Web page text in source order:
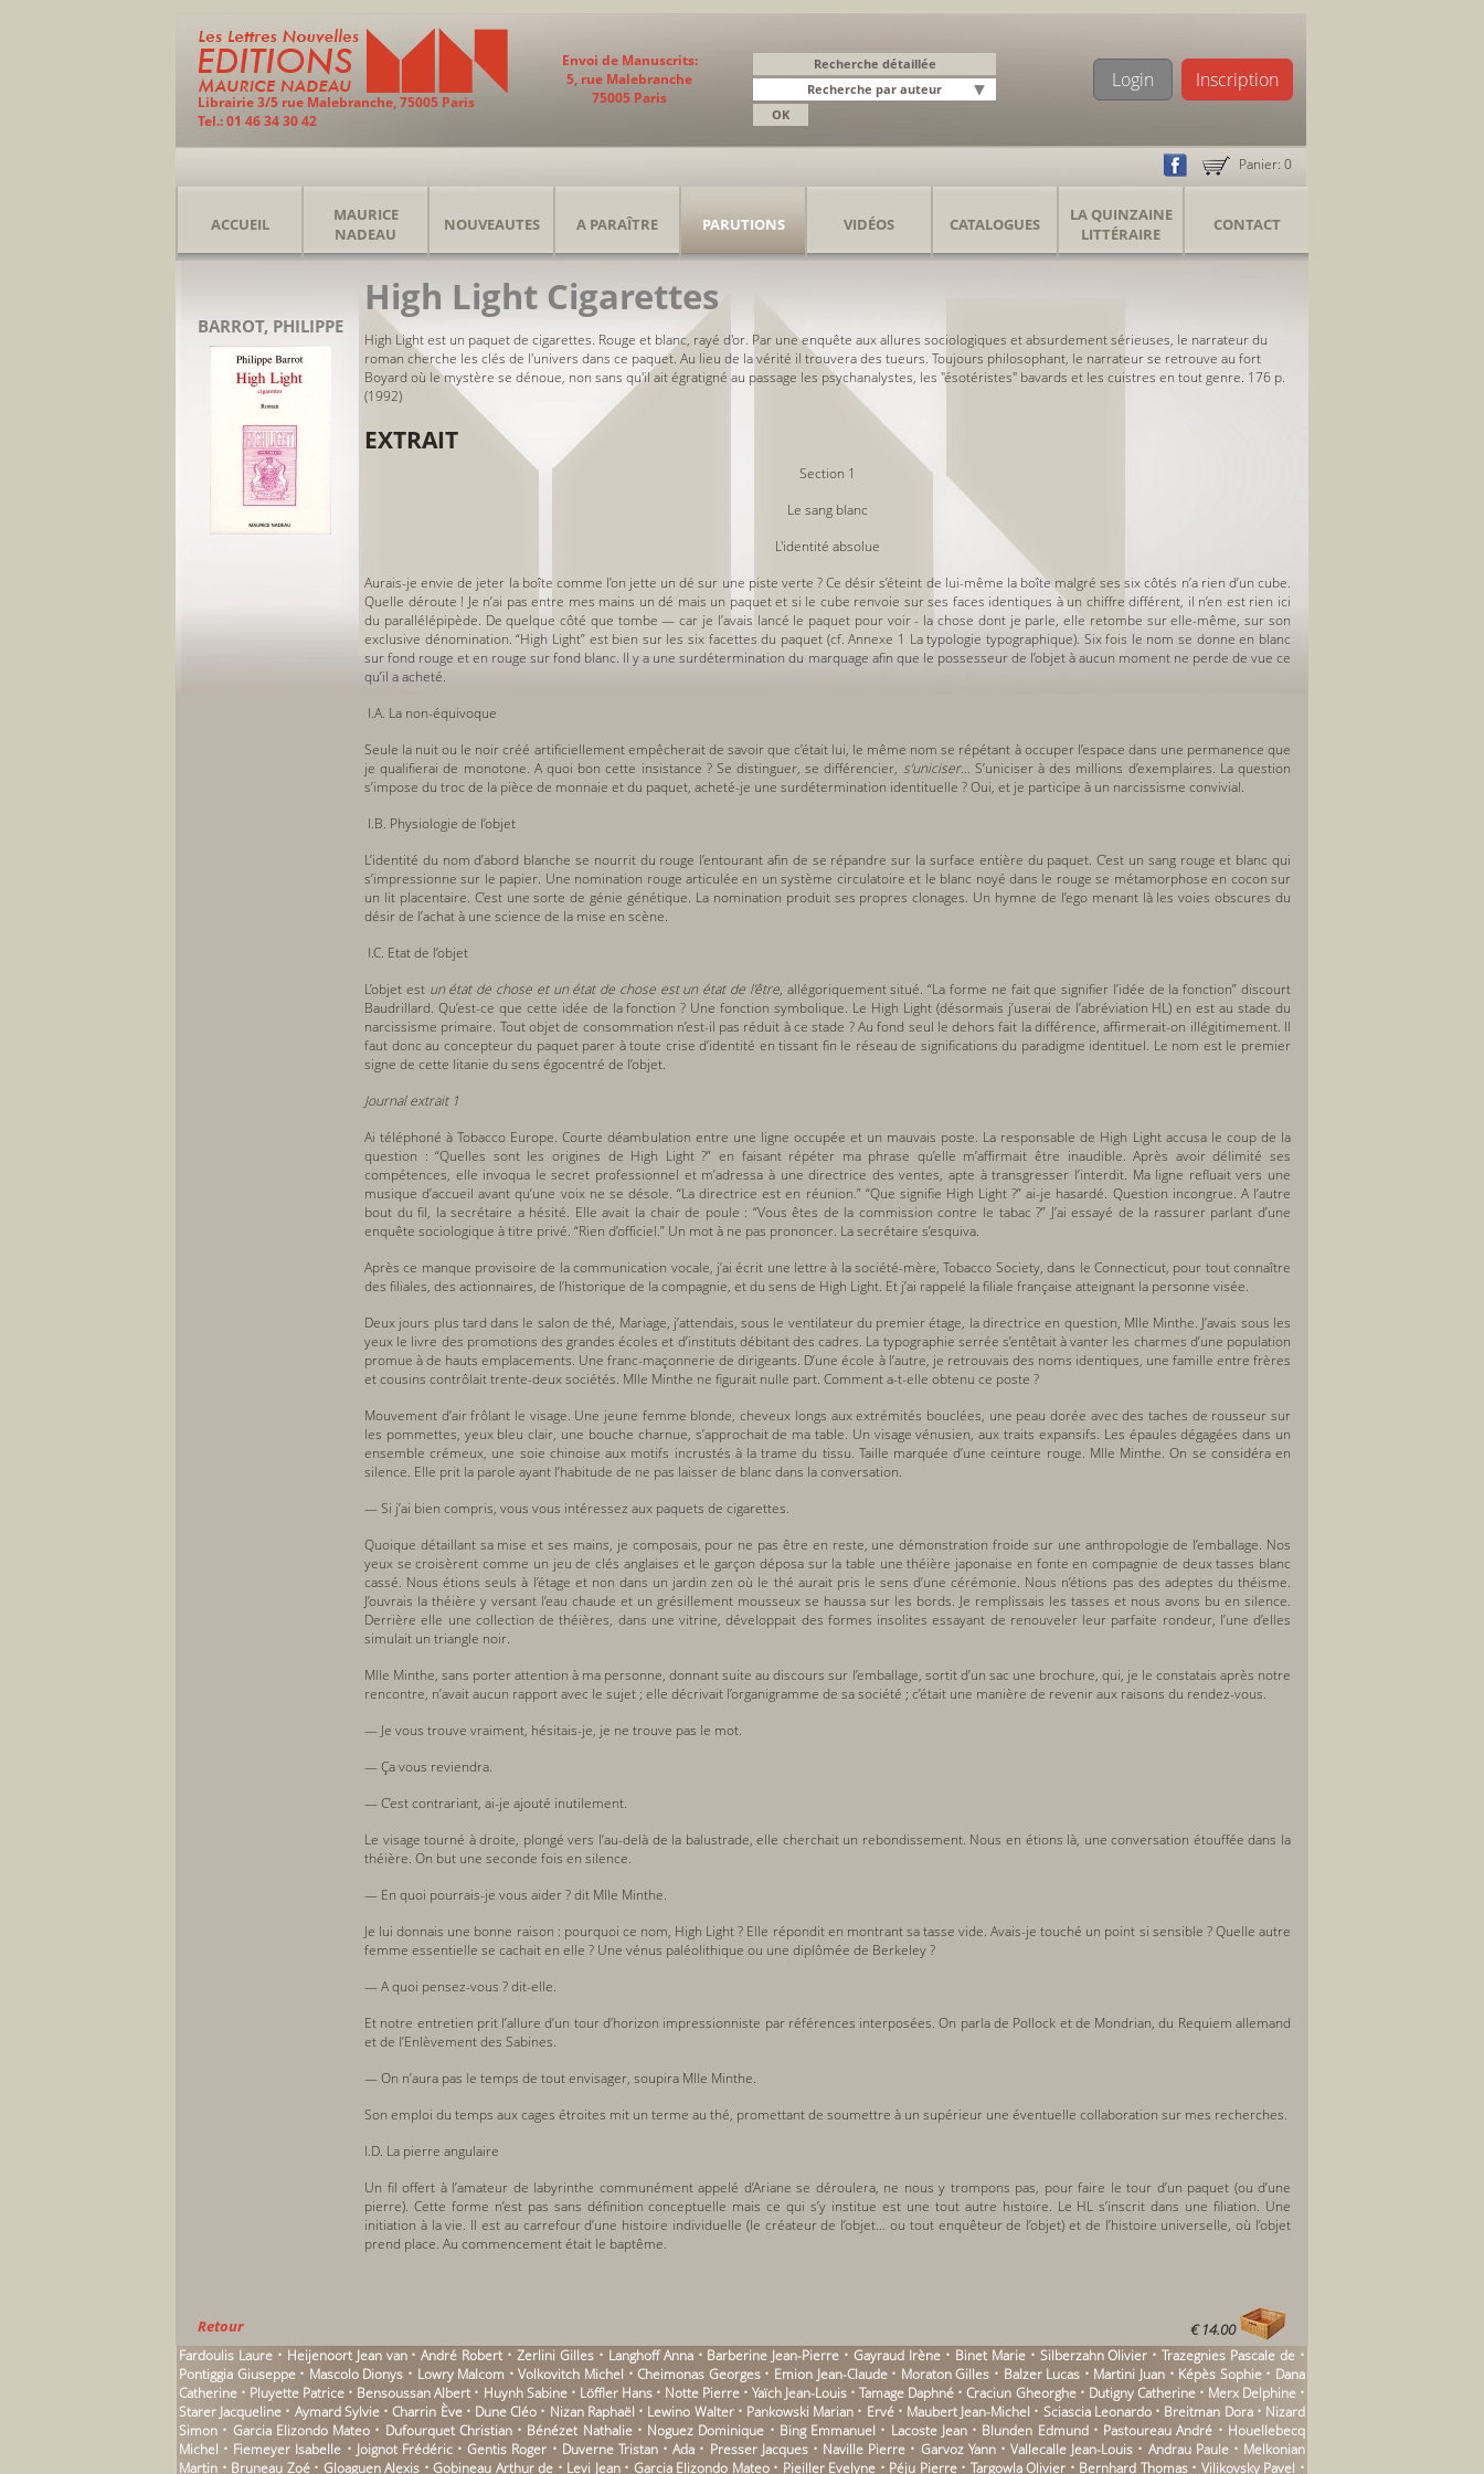
Librairie 3/5 rue Malebranche, 75005 Paris
Tel.: 01 46 34 30 42
Envoi de Manuscrits:
5, rue Malebranche
75005 Paris
Login Inscription
Panier: 0
ACCUEIL
MAURICE
NADEAU
NOUVEAUTES A PARAÎTRE PARUTIONS VIDÉOS CATALOGUES
LA QUINZAINE
LITTÉRAIRE
CONTACT
BARROT, PHILIPPE
High Light Cigarettes
High Light est un paquet de cigarettes. Rouge et blanc, rayé d'or. Par une enquête aux allures sociologiques et absurdement sérieuses, le narrateur du
roman cherche les clés de l'univers dans ce paquet. Au lieu de la vérité il trouvera des tueurs. Toujours philosophant, le narrateur se retrouve au fort
Boyard où le mystère se dénoue, non sans qu'il ait égratigné au passage les psychanalystes, les "ésotéristes" bavards et les cuistres en tout genre. 176 p.
(1992)
EXTRAIT
Section 1
Le sang blanc
L'identité absolue
Aurais-je envie de jeter la boîte comme l’on jette un dé sur une piste verte ? Ce désir s’éteint de lui-même la boîte malgré ses six côtés n’a rien d’un cube.
Quelle déroute ! Je n’ai pas entre mes mains un dé mais un paquet et si le cube renvoie sur ses faces identiques à un chiffre différent, il n’en est rien ici
du parallélépipède. De quelque côté que tombe — car je l’avais lancé le paquet pour voir - la chose dont je parle, elle retombe sur elle-même, sur son
exclusive dénomination. “High Light” est bien sur les six facettes du paquet (cf. Annexe 1 La typologie typographique). Six fois le nom se donne en blanc
sur fond rouge et en rouge sur fond blanc. Il y a une surdétermination du marquage afin que le possesseur de l’objet à aucun moment ne perde de vue ce
qu’il a acheté.
l.A. La non-équivoque
Seule la nuit ou le noir créé artificiellement empêcherait de savoir que c’était lui, le même nom se répétant à occuper l’espace dans une permanence que
je qualifierai de monotone. A quoi bon cette insistance ? Se distinguer, se différencier, s'uniciser… S’uniciser à des millions d’exemplaires. La question
s’impose du troc de la pièce de monnaie et du paquet, acheté-je une surdétermination identituelle ? Oui, et je participe à un narcissisme convivial.
l.B. Physiologie de l’objet
L’identité du nom d’abord blanche se nourrit du rouge l’entourant afin de se répandre sur la surface entière du paquet. C’est un sang rouge et blanc qui
s’impressionne sur le papier. Une nomination rouge articulée en un système circulatoire et le blanc noyé dans le rouge se métamorphose en cocon sur
un lit placentaire. C’est une sorte de génie génétique. La nomination produit ses propres clonages. Un hymne de l’ego menant là les voies obscures du
désir de l’achat à une science de la mise en scène.
l.C. Etat de l’objet
L’objet est un état de chose et un état de chose est un état de l’être, allégoriquement situé. “La forme ne fait que signifier l’idée de la fonction” discourt
Baudrillard. Qu’est-ce que cette idée de la fonction ? Une fonction symbolique. Le High Light (désormais j’userai de l’abréviation HL) en est au stade du
narcissisme primaire. Tout objet de consommation n’est-il pas réduit à ce stade ? Au fond seul le dehors fait la différence, affirmerait-on illégitimement. Il
faut donc au concepteur du paquet parer à toute crise d’identité en tissant fin le réseau de significations du paradigme identituel. Le nom est le premier
signe de cette litanie du sens égocentré de l’objet.
Journal extrait 1
Ai téléphoné à Tobacco Europe. Courte déambulation entre une ligne occupée et un mauvais poste. La responsable de High Light accusa le coup de la
question : “Quelles sont les origines de High Light ?” en faisant répéter ma phrase qu’elle m’affirmait être inaudible. Après avoir délimité ses
compétences, elle invoqua le secret professionnel et m’adressa à une directrice des ventes, apte à transgresser l’interdit. Ma ligne refluait vers une
musique d’accueil avant qu’une voix ne se désole. “La directrice est en réunion.” “Que signifie High Light ?” ai-je hasardé. Question incongrue. A l’autre
bout du fil, la secrétaire a hésité. Elle avait la chair de poule : “Vous êtes de la commission contre le tabac ?” J’ai essayé de la rassurer parlant d’une
enquête sociologique à titre privé. “Rien d’officiel.” Un mot à ne pas prononcer. La secrétaire s’esquiva.
Après ce manque provisoire de la communication vocale, j’ai écrit une lettre à la société-mère, Tobacco Society, dans le Connecticut, pour tout connaître
des filiales, des actionnaires, de l’historique de la compagnie, et du sens de High Light. Et j’ai rappelé la filiale française atteignant la personne visée.
Deux jours plus tard dans le salon de thé, Mariage, j’attendais, sous le ventilateur du premier étage, la directrice en question, Mlle Minthe. J’avais sous les
yeux le livre des promotions des grandes écoles et d’instituts débitant des cadres. La typographie serrée s’entêtait à vanter les charmes d’une population
promue à de hauts emplacements. Une franc-maçonnerie de dirigeants. D’une école à l’autre, je retrouvais des noms identiques, une famille entre frères
et cousins contrôlait trente-deux sociétés. Mlle Minthe ne figurait nulle part. Comment a-t-elle obtenu ce poste ?
Mouvement d’air frôlant le visage. Une jeune femme blonde, cheveux longs aux extrémités bouclées, une peau dorée avec des taches de rousseur sur
les pommettes, yeux bleu clair, une bouche charnue, s’approchait de ma table. Un visage vénusien, aux traits expansifs. Les épaules dégagées dans un
ensemble crémeux, une soie chinoise aux motifs incrustés à la trame du tissu. Taille marquée d’une ceinture rouge. Mlle Minthe. On se considéra en
silence. Elle prit la parole ayant l’habitude de ne pas laisser de blanc dans la conversation.
— Si j’ai bien compris, vous vous intéressez aux paquets de cigarettes.
Quoique détaillant sa mise et ses mains, je composais, pour ne pas être en reste, une démonstration froide sur une anthropologie de l’emballage. Nos
yeux se croisèrent comme un jeu de clés anglaises et le garçon déposa sur la table une théière japonaise en fonte en compagnie de deux tasses blanc
cassé. Nous étions seuls à l’étage et non dans un jardin zen où le thé aurait pris le sens d’une cérémonie. Nous n’étions pas des adeptes du théisme.
J’ouvrais la théière y versant l’eau chaude et un grésillement mousseux se haussa sur les bords. Je remplissais les tasses et nous avons bu en silence.
Derrière elle une collection de théières, dans une vitrine, développait des formes insolites essayant de renouveler leur parfaite rondeur, l’une d’elles
simulait un triangle noir.
Mlle Minthe, sans porter attention à ma personne, donnant suite au discours sur l’emballage, sortit d’un sac une brochure, qui, je le constatais après notre
rencontre, n’avait aucun rapport avec le sujet ; elle décrivait l’organigramme de sa société ; c’était une manière de revenir aux raisons du rendez-vous.
— Je vous trouve vraiment, hésitais-je, je ne trouve pas le mot.
— Ça vous reviendra.
— C’est contrariant, ai-je ajouté inutilement.
Le visage tourné à droite, plongé vers l’au-delà de la balustrade, elle cherchait un rebondissement. Nous en étions là, une conversation étouffée dans la
théière. On but une seconde fois en silence.
— En quoi pourrais-je vous aider ? dit Mlle Minthe.
Je lui donnais une bonne raison : pourquoi ce nom, High Light ? Elle répondit en montrant sa tasse vide. Avais-je touché un point si sensible ? Quelle autre
femme essentielle se cachait en elle ? Une vénus paléolithique ou une diplômée de Berkeley ?
— A quoi pensez-vous ? dit-elle.
Et notre entretien prit l’allure d’un tour d’horizon impressionniste par références interposées. On parla de Pollock et de Mondrian, du Requiem allemand
et de l’Enlèvement des Sabines.
— On n’aura pas le temps de tout envisager, soupira Mlle Minthe.
Son emploi du temps aux cages étroites mit un terme au thé, promettant de soumettre à un supérieur une éventuelle collaboration sur mes recherches.
l.D. La pierre angulaire
Un fil offert à l’amateur de labyrinthe communément appelé d’Ariane se déroulera, ne nous y trompons pas, pour faire le tour d’un paquet (ou d’une
pierre). Cette forme n’est pas sans définition conceptuelle mais ce qui s’y institue est une tout autre histoire. Le HL s’inscrit dans une filiation. Une
initiation à la vie. Il est au carrefour d’une histoire individuelle (le créateur de l’objet… ou tout enquêteur de l’objet) et de l’histoire universelle, où l’objet
prend place. Au commencement était le baptême.
Retour € 14.00
Fardoulis Laure • Heijenoort Jean van • André Robert • Zerlini Gilles • Langhoff Anna • Barberine Jean-Pierre • Gayraud Irène • Binet Marie • Silberzahn Olivier • Trazegnies Pascale de •
Pontiggia Giuseppe • Mascolo Dionys • Lowry Malcom • Volkovitch Michel • Cheimonas Georges • Emion Jean-Claude • Moraton Gilles • Balzer Lucas • Martini Juan • Képès Sophie • Dana
Catherine • Pluyette Patrice • Bensoussan Albert • Huynh Sabine • Löffler Hans • Notte Pierre • Yaïch Jean-Louis • Tamage Daphné • Craciun Gheorghe • Dutigny Catherine • Merx Delphine •
Starer Jacqueline • Aymard Sylvie • Charrin Ève • Dune Cléo • Nizan Raphaël • Lewino Walter • Pankowski Marian • Ervé • Maubert Jean-Michel • Sciascia Leonardo • Breitman Dora • Nizard
Simon • Garcia Elizondo Mateo • Dufourquet Christian • Bénézet Nathalie • Noguez Dominique • Bing Emmanuel • Lacoste Jean • Blunden Edmund • Pastoureau André • Houellebecq
Michel • Fiemeyer Isabelle • Joignot Frédéric • Gentis Roger • Duverne Tristan • Ada • Presser Jacques • Naville Pierre • Garvoz Yann • Vallecalle Jean-Louis • Andrau Paule • Melkonian
Martin • Bruneau Zoé • Gloaguen Alexis • Gobineau Arthur de • Levi Jean • Garcia Elizondo Mateo • Pieiller Evelyne • Péju Pierre • Targowla Olivier • Bernhard Thomas • Vilikovsky Pavel •